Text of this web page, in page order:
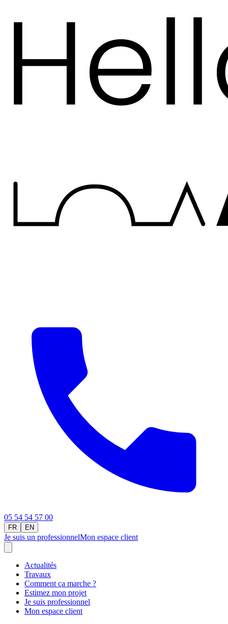
05 54 54 57 00
FR EN
Je suis un professionnelMon espace client
Actualités
Travaux
Comment ça marche ?
Estimez mon projet
Je suis professionnel
Mon espace client